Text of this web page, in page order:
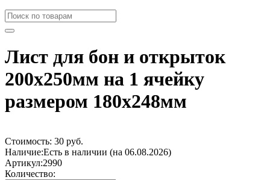
Лист для бон и открыток
200х250мм на 1 ячейку
размером 180х248мм
Стоимость: 30 руб.
Наличие:Есть в наличии (на 06.08.2026)
Артикул:2990
Количество: